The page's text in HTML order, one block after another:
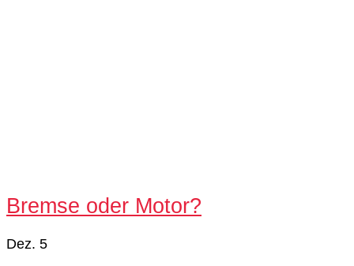
Bremse oder Motor?
Dez. 5